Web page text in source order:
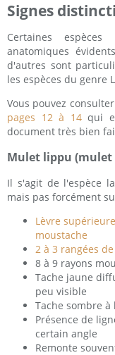
Signes
Certaines
anatomiques
d'autres sont
les espèces du genre
Vous pouvez
pages 12 à 14qui
document très bien
Mulet lippu (mulet
Il s'agit de l'espèce
mais pas forcément
Lèvre
moustache
2 à 3 rangées
8 à 9 rayons
Tache jaune
peu visible
Tache sombre à
Présence de
certain angle
Remonte